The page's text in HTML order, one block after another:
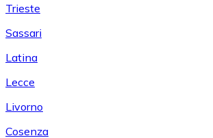
Trieste
Sassari
Latina
Lecce
Livorno
Cosenza